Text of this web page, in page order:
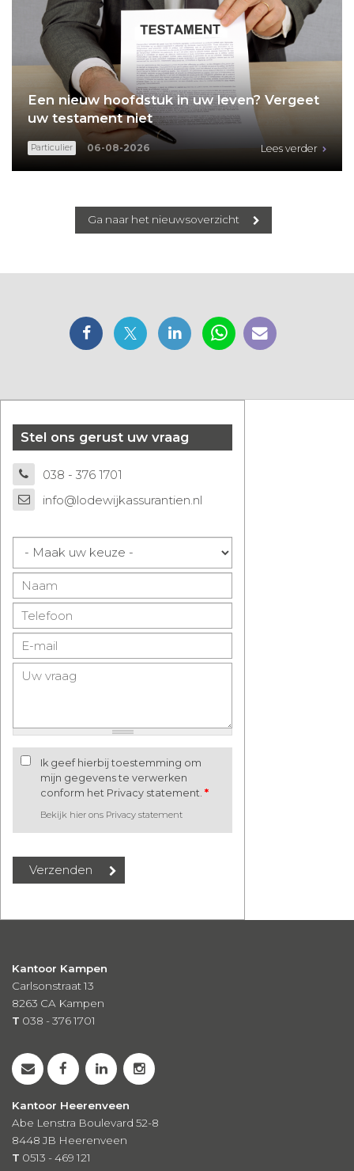
Particulier 06-08-2026
Een nieuw hoofdstuk in uw leven? Vergeet
uw testament niet
Lees verder
Ga naar het nieuwsoverzicht
Stel ons gerust uw vraag
038 - 376 1701
info@lodewijkassurantien.nl
Ik geef hierbij toestemming om
mijn gegevens te verwerken
conform het Privacy statement. *
Bekijk hier ons Privacy statement
Kantoor Kampen
Carlsonstraat 13
8263 CA Kampen
T 038 - 376 1701
Kantoor Heerenveen
Abe Lenstra Boulevard 52-8
8448 JB Heerenveen
T 0513 - 469 121